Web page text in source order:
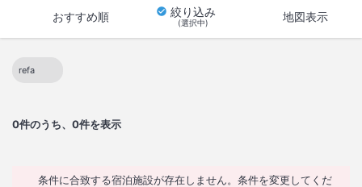
おすすめ順 絞り込み
(選択中) 地図表示
0件のうち、0件を表示
refa
この絞り込み条件を解除
条件に合致する宿泊施設が存在しません。条件を変更してくだ